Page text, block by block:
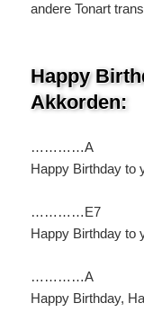
andere Tonart
Happy
Akkorden:
…………A
Happy Birthday to
…………E7
Happy Birthday to
Happy Birthday,